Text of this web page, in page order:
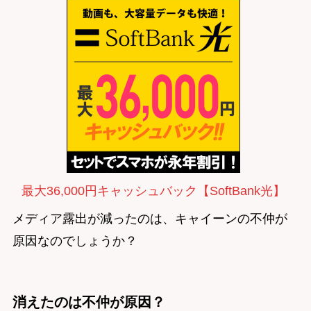
最大36,000円キャッシュバック【SoftBank光】
メディア露出が減ったのは、キャイーンの不仲が
原因なのでしょうか？
消えたのは不仲が原因？